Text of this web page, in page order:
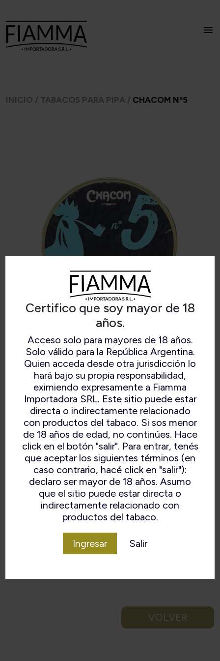
Certifico que soy mayor de 18
años.
Acceso solo para mayores de 18 años.
Solo válido para la República Argentina.
Quien acceda desde otra jurisdicción lo
hará bajo su propia responsabilidad,
eximiendo expresamente a Fiamma
Importadora SRL. Este sitio puede estar
directa o indirectamente relacionado
con productos del tabaco. Si sos menor
de 18 años de edad, no continúes. Hace
click en el botón "salir". Para entrar, tenés
que aceptar los siguientes términos (en
caso contrario, hacé click en "salir"):
declaro ser mayor de 18 años. Asumo
que el sitio puede estar directa o
indirectamente relacionado con
productos del tabaco.
Ingresar Salir
INICIO / TABACOS PARA PIPA / CHACOM Nº5
CHACOM Nº5
Mezcla de tipo inglesa de latakia, virginia, algo
de black cavendish y perique de corte broken
flake. Tiene presencia pero no es agresivo.
VOLVER